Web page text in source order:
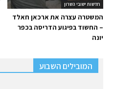
חדשות ישובי השרון
המשטרה עצרה את ארכאן חאלד
– החשוד בפיגוע הדריסה בכפר
יונה
המובילים השבוע